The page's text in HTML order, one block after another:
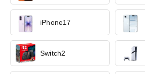
iPhone17
Switch2